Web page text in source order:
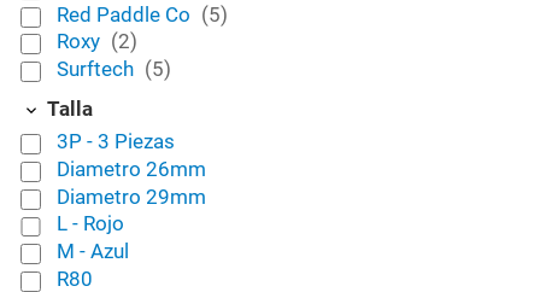
Red Paddle Co (5)
Roxy (2)
Surftech (5)
Talla
3P - 3 Piezas
Diametro 26mm
Diametro 29mm
L - Rojo
M - Azul
R80